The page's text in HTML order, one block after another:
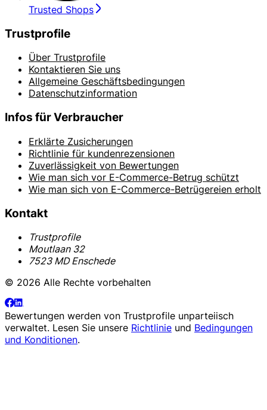
Trusted Shops
Trustprofile
Über Trustprofile
Kontaktieren Sie uns
Allgemeine Geschäftsbedingungen
Datenschutzinformation
Infos für Verbraucher
Erklärte Zusicherungen
Richtlinie für kundenrezensionen
Zuverlässigkeit von Bewertungen
Wie man sich vor E-Commerce-Betrug schützt
Wie man sich von E-Commerce-Betrügereien erholt
Kontakt
Trustprofile
Moutlaan 32
7523 MD Enschede
© 2026 Alle Rechte vorbehalten
Bewertungen werden von Trustprofile unparteiisch
verwaltet. Lesen Sie unsere Richtlinie und Bedingungen
und Konditionen.